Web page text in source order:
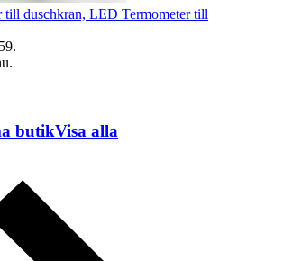
till duschkran, LED Termometer till
.
.
butikVisa alla